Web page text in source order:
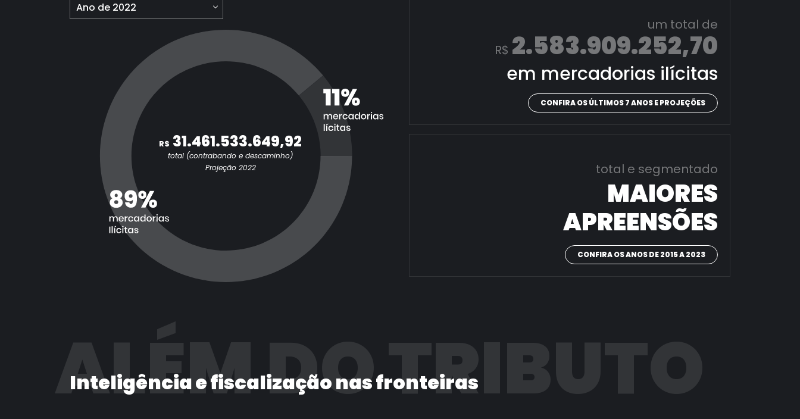
Ano de 2022
R$ 31.461.533.649,92
total (contrabando e descaminho)
Projeção 2022
um total de
R$ 2.583.909.252,70
em mercadorias ilícitas
CONFIRA OS ÚLTIMOS 7 ANOS E PROJEÇÕES
total e segmentado
MAIORES
APREENSÕES
CONFIRA OS ANOS DE 2015 A 2023
ALÉM DO TRIBUTO
Inteligência e fiscalização nas fronteiras